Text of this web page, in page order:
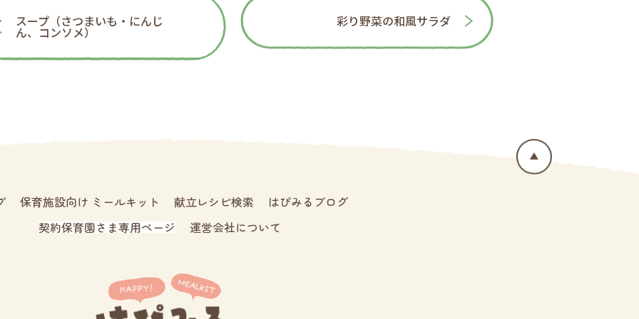
スープ（さつまいも・にんじ
ん、コンソメ）
彩り野菜の和風サラダ
保育施設向け ミールキット 献立レシピ検索
はぴみるブログ
契約保育園さま専用ページ
運営会社について